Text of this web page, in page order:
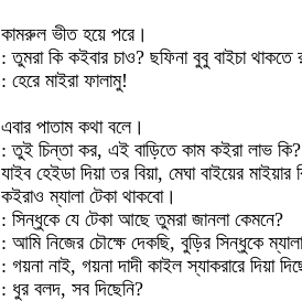
কামরুল ভীত হয়ে পরে।
: তুমরা কি কইবার চাও? ছফিনা বুবু বাইচা থাকতে
: হেরে মাইরা ফালামু!
এবার পাতাম কথা বলে।
: তুই চিন্তা কর, এই বাড়িতে কাম কইরা লাভ
যাইব হেইডা দিয়া তর বিয়া, মেঘা বাইয়ের
কইরাও ম্যালা টেকা থাকবো।
: সিন্ধুকে যে টেকা আছে তুমরা জানলা কেমনে?
: আমি নিজের চৌক্ষে দেকছি, বুড়ির সিন্ধুকে
: গয়না নাই, গয়না দাদী কাইল স্যাকরারে দিয়া
: ধুর বলদ, সব দিছেনি?